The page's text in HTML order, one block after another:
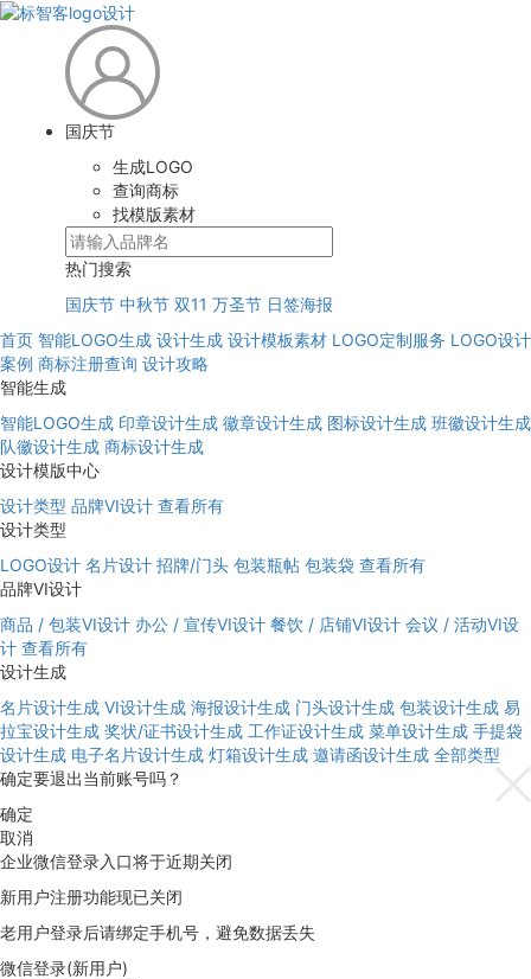
国庆节
生成LOGO
查询商标
找模版素材
热门搜索
国庆节 中秋节 双11 万圣节 日签海报
首页 智能LOGO生成 设计生成 设计模板素材 LOGO定制服务 LOGO设计
案例 商标注册查询 设计攻略
智能生成
智能LOGO生成 印章设计生成 徽章设计生成 图标设计生成 班徽设计生成
队徽设计生成 商标设计生成
设计模版中心
设计类型 品牌VI设计 查看所有
设计类型
LOGO设计 名片设计 招牌/门头 包装瓶帖 包装袋 查看所有
品牌VI设计
商品 / 包装VI设计 办公 / 宣传VI设计 餐饮 / 店铺VI设计 会议 / 活动VI设
计 查看所有
设计生成
名片设计生成 VI设计生成 海报设计生成 门头设计生成 包装设计生成 易
拉宝设计生成 奖状/证书设计生成 工作证设计生成 菜单设计生成 手提袋
设计生成 电子名片设计生成 灯箱设计生成 邀请函设计生成 全部类型
确定要退出当前账号吗？
确定
取消
企业微信登录入口将于近期关闭
新用户注册功能现已关闭
老用户登录后请绑定手机号，避免数据丢失
微信登录(新用户)